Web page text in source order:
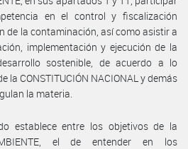
en el control y fiscalización
de la contaminación, así como asistir a
implementación y ejecución de la
sostenible, de acuerdo a lo
la CONSTITUCIÓN NACIONAL y demás
la materia.
establece entre los objetivos de la
el de entender en los